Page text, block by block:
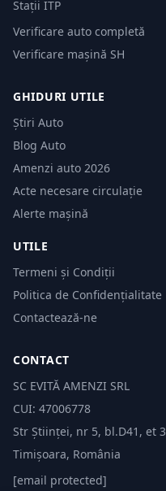
Stații ITP
Verificare auto completă
Verificare mașină SH
GHIDURI UTILE
Știri Auto
Blog Auto
Amenzi auto 2026
Acte necesare circulație
Alerte mașină
UTILE
Termeni și Condiții
Politica de Confidențialitate
Contactează-ne
CONTACT
SC EVITĂ AMENZI SRL
CUI: 47006778
Str Științei, nr 5, bl.D41, et 3
Timișoara, România
[email protected]